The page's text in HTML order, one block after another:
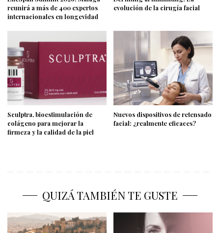
reunirá a más de 400 expertos
internacionales en longevidad
evolución de la cirugía facial
Sculptra, bioestimulación de
colágeno para mejorar la
firmeza y la calidad de la piel
Nuevos dispositivos de retensado
facial: ¿realmente eficaces?
QUIZÁ TAMBIÉN TE GUSTE